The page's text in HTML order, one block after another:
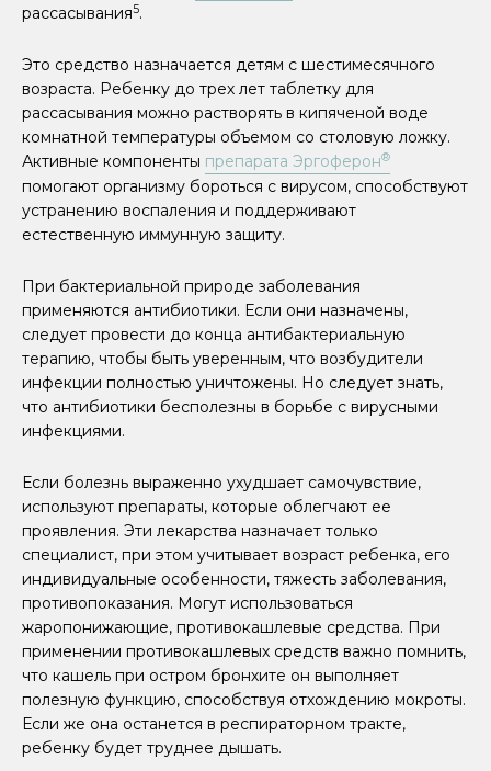
рассасывания5.
Это средство назначается детям с шестимесячного
возраста. Ребенку до трех лет таблетку для
рассасывания можно растворять в кипяченой воде
комнатной температуры объемом со столовую ложку.
Активные компоненты препарата Эргоферон®
помогают организму бороться с вирусом, способствуют
устранению воспаления и поддерживают
естественную иммунную защиту.
При бактериальной природе заболевания
применяются антибиотики. Если они назначены,
следует провести до конца антибактериальную
терапию, чтобы быть уверенным, что возбудители
инфекции полностью уничтожены. Но следует знать,
что антибиотики бесполезны в борьбе с вирусными
инфекциями.
Если болезнь выраженно ухудшает самочувствие,
используют препараты, которые облегчают ее
проявления. Эти лекарства назначает только
специалист, при этом учитывает возраст ребенка, его
индивидуальные особенности, тяжесть заболевания,
противопоказания. Могут использоваться
жаропонижающие, противокашлевые средства. При
применении противокашлевых средств важно помнить,
что кашель при остром бронхите он выполняет
полезную функцию, способствуя отхождению мокроты.
Если же она останется в респираторном тракте,
ребенку будет труднее дышать.